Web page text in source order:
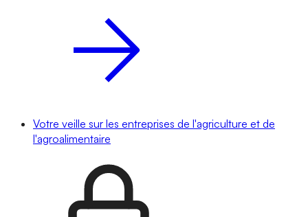
Votre veille sur les entreprises de l'agriculture et de
l'agroalimentaire